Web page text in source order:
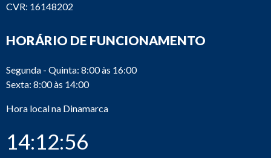
CVR: 16148202
HORÁRIO DE FUNCIONAMENTO
Segunda - Quinta: 8:00 às 16:00
Sexta: 8:00 às 14:00
Hora local na Dinamarca
14:12:56